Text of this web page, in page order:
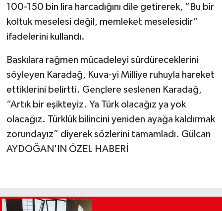
100-150 bin lira harcadığını dile getirerek, “Bu bir
koltuk meselesi değil, memleket meselesidir”
ifadelerini kullandı.
Baskılara rağmen mücadeleyi sürdüreceklerini
söyleyen Karadağ, Kuva-yi Milliye ruhuyla hareket
ettiklerini belirtti. Gençlere seslenen Karadağ,
“Artık bir eşikteyiz. Ya Türk olacağız ya yok
olacağız. Türklük bilincini yeniden ayağa kaldırmak
zorundayız” diyerek sözlerini tamamladı. Gülcan
AYDOĞAN'IN ÖZEL HABERİ